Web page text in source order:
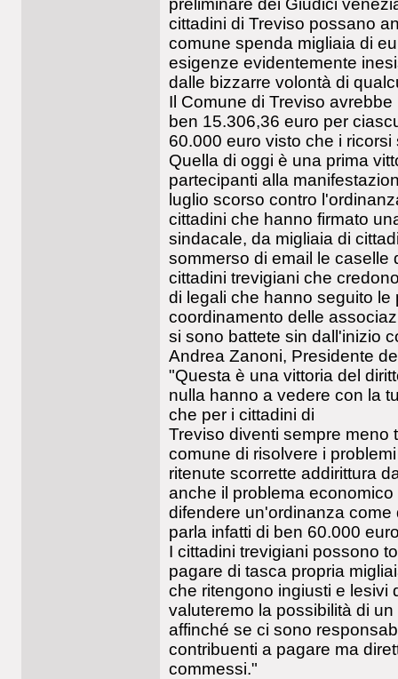
preliminare dei Giudici
cittadini di Treviso possano
comune spenda migliaia di
esigenze evidentemente
dalle bizzarre volontà di
Il Comune di Treviso
ben 15.306,36 euro per
60.000 euro visto che i ricorsi
Quella di oggi è una prima
partecipanti alla
luglio scorso contro
cittadini che hanno firmato
sindacale, da migliaia di
sommerso di email le caselle
cittadini trevigiani che
di legali che hanno seguito le
coordinamento delle
si sono battete sin dall'inizio
Andrea Zanoni, Presidente
"Questa è una vittoria del
nulla hanno a vedere con la
che per i cittadini di
Treviso diventi sempre meno
comune di risolvere i
ritenute scorrette addirittura
anche il problema
difendere un'ordinanza
parla infatti di ben 60.000
I cittadini trevigiani possono
pagare di tasca propria
che ritengono ingiusti e lesivi
valuteremo la possibilità di
affinché se ci sono
contribuenti a pagare ma
commessi."